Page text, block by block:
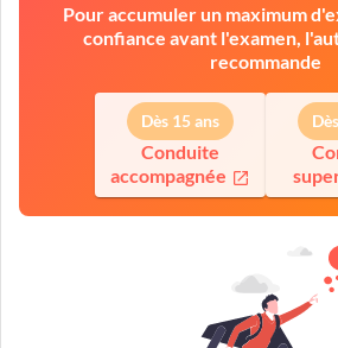
Pour accumuler un maximum
confiance avant l'examen,
recommande
Dès 15 ans
Conduite
accompagnée